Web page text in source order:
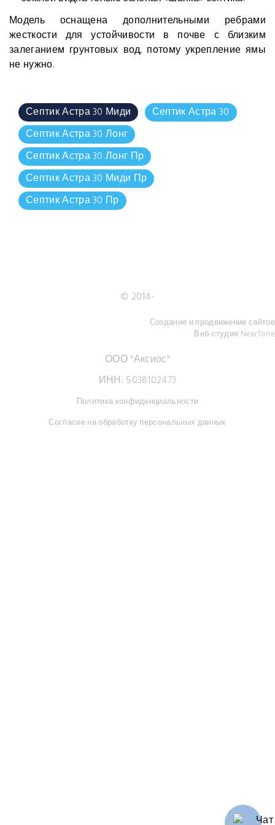
Модель оснащена дополнительными ребрами
жесткости для устойчивости в почве с близким
залеганием грунтовых вод, потому укрепление ямы
не нужно.
Септик Астра 30 Миди
Септик Астра 30
Септик Астра 30 Лонг
Септик Астра 30 Лонг Пр
Септик Астра 30 Миди Пр
Септик Астра 30 Пр
© 2014-
Создание и продвижение сайтов
Веб-студия NewTone
ООО "Аксиос"
ИНН: 5038102473
Политика конфиденциальности
Согласие на обработку персональных данных